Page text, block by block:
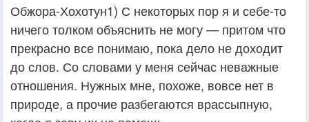
Обжора-Хохотун1) С некоторых пор я и себе-то
ничего толком объяснить не могу — притом что
прекрасно все понимаю, пока дело не доходит
до слов. Со словами у меня сейчас неважные
отношения. Нужных мне, похоже, вовсе нет в
природе, а прочие разбегаются врассыпную,